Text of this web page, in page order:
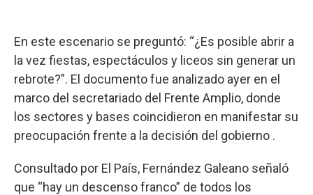
En este escenario se preguntó: “¿Es posible abrir a
la vez fiestas, espectáculos y liceos sin generar un
rebrote?”. El documento fue analizado ayer en el
marco del secretariado del Frente Amplio, donde
los sectores y bases coincidieron en manifestar su
preocupación frente a la decisión del gobierno .
Consultado por El País, Fernández Galeano señaló
que “hay un descenso franco” de todos los